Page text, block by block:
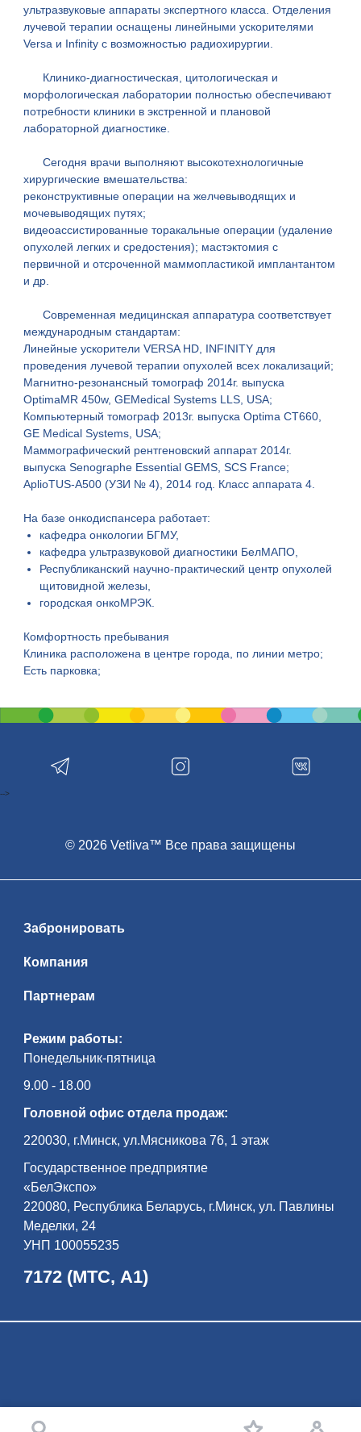
ультразвуковые аппараты экспертного класса. Отделения
лучевой терапии оснащены линейными ускорителями
Versa и Infinity с возможностью радиохирургии.
Клинико-диагностическая, цитологическая и
морфологическая лаборатории полностью обеспечивают
потребности клиники в экстренной и плановой
лабораторной диагностике.
Сегодня врачи выполняют высокотехнологичные
хирургические вмешательства:
реконструктивные операции на желчевыводящих и
мочевыводящих путях;
видеоассистированные торакальные операции (удаление
опухолей легких и средостения); мастэктомия с
первичной и отсроченной маммопластикой имплантантом
и др.
Cовременная медицинская аппаратура соответствует
международным стандартам:
Линейные ускорители VERSA HD, INFINITY для
проведения лучевой терапии опухолей всех локализаций;
Магнитно-резонансный томограф 2014г. выпуска
OptimaMR 450w, GEMedical Systems LLS, USA;
Компьютерный томограф 2013г. выпуска Optima CT660,
GE Medical Systems, USA;
Маммографический рентгеновский аппарат 2014г.
выпуска Senographe Essential GEMS, SCS France;
АplioTUS-A500 (УЗИ № 4), 2014 год. Класс аппарата 4.
На базе онкодиспансера работает:
кафедра онкологии БГМУ,
кафедра ультразвуковой диагностики БелМАПО,
Республиканский научно-практический центр опухолей
щитовидной железы,
городская онкоМРЭК.
Комфортность пребывания
Клиника расположена в центре города, по линии метро;
Есть парковка;
Режим работы:
Понедельник-пятница
9.00 - 18.00
Головной офис отдела продаж:
220030, г.Минск, ул.Мясникова 76, 1 этаж
Государственное предприятие
«БелЭкспо»
220080, Республика Беларусь, г.Минск, ул. Павлины
Меделки, 24
УНП 100055235
7172 (МТС, А1)
Забронировать
Компания
Партнерам
© 2026 Vetliva™ Все права защищены
-->